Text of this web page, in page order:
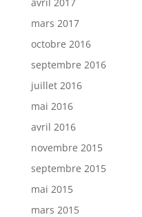
mars 2017
octobre 2016
septembre 2016
juillet 2016
mai 2016
avril 2016
novembre 2015
septembre 2015
mai 2015
mars 2015